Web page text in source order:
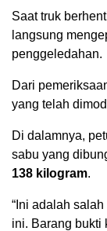
Saat truk
langsung
penggeledahan.
Dari
yang telah
Di dalamnya,
sabu yang
138 kilogram.
“Ini adalah
ini. Barang bukti